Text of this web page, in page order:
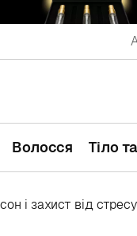
Волосся Тіло
і захист від стресу